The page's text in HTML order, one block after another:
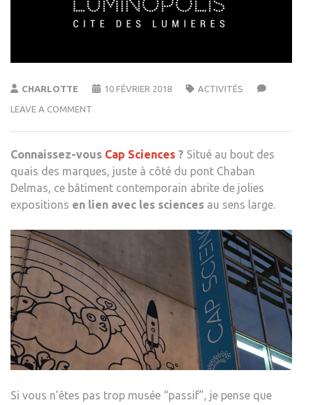
CHARLOTTE 10 FÉVRIER 2018 ACTIVITÉS
LEAVE A COMMENT
Connaissez-vous Cap Sciences ? Situé au bout des
quais des marques, juste à côté du pont Chaban
Delmas, ce bâtiment contemporain abrite de jolies
expositions en lien avec les sciences au sens large.
Si vous n’êtes pas trop musée “passif”, je pense que